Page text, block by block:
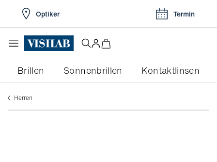
Optiker Termin
Brillen Sonnenbrillen Kontaktlinsen
herren